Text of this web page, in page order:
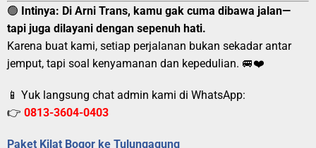
🟢 Intinya: Di Arni Trans, kamu gak cuma dibawa jalan—
tapi juga dilayani dengan sepenuh hati.
Karena buat kami, setiap perjalanan bukan sekadar antar
jemput, tapi soal kenyamanan dan kepedulian. 🚐❤️
📱 Yuk langsung chat admin kami di WhatsApp:
👉 0813-3604-0403
Paket Kilat Bogor ke Tulungagung